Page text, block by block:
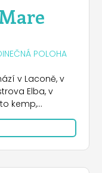
POLOHA
v Laconě, v
Elba, v
kemp,
ty, kteří
poznáváním
otevřen od
ubytování,